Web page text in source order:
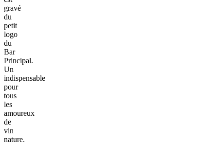
gravé
du
petit
logo
du
Bar
Principal.
Un
indispensable
pour
tous
les
amoureux
de
vin
nature.